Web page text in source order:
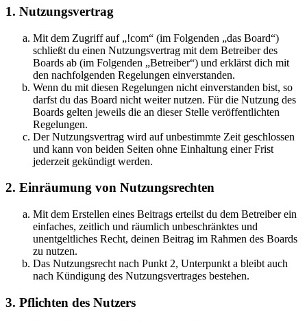
1. Nutzungsvertrag
Mit dem Zugriff auf „!com“ (im Folgenden „das Board“)
schließt du einen Nutzungsvertrag mit dem Betreiber des
Boards ab (im Folgenden „Betreiber“) und erklärst dich mit
den nachfolgenden Regelungen einverstanden.
Wenn du mit diesen Regelungen nicht einverstanden bist, so
darfst du das Board nicht weiter nutzen. Für die Nutzung des
Boards gelten jeweils die an dieser Stelle veröffentlichten
Regelungen.
Der Nutzungsvertrag wird auf unbestimmte Zeit geschlossen
und kann von beiden Seiten ohne Einhaltung einer Frist
jederzeit gekündigt werden.
2. Einräumung von Nutzungsrechten
Mit dem Erstellen eines Beitrags erteilst du dem Betreiber ein
einfaches, zeitlich und räumlich unbeschränktes und
unentgeltliches Recht, deinen Beitrag im Rahmen des Boards
zu nutzen.
Das Nutzungsrecht nach Punkt 2, Unterpunkt a bleibt auch
nach Kündigung des Nutzungsvertrages bestehen.
3. Pflichten des Nutzers